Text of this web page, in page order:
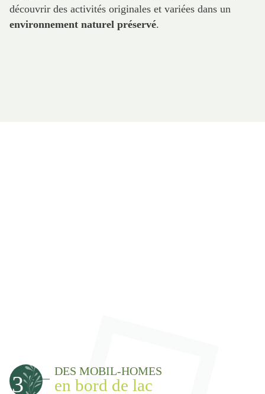
découvrir des activités originales et variées dans un
environnement naturel préservé.
3 DES MOBIL-HOMES
en bord de lac